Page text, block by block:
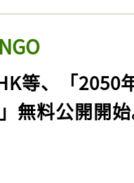
等、「2050
無料公開開